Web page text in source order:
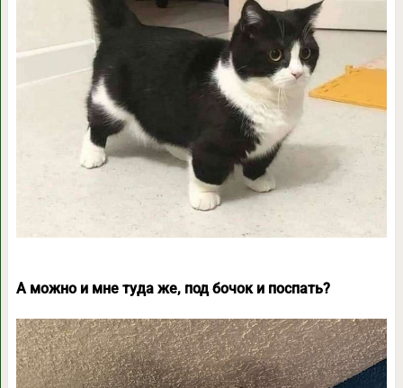
А можно и мне туда же, под бочок и поспать?